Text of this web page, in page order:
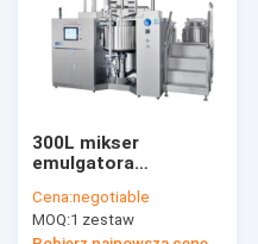
300L mikser
emulgatora
homogenizatorem
3600 obr./min
Cena:negotiable
MOQ:1 zestaw